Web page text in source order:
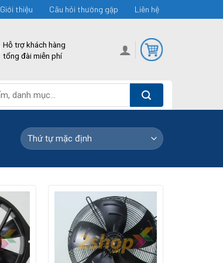
Giới thiệu Câu hỏi thường gặp Liên hệ
Hỗ trợ khách hàng
tổng đài miễn phí